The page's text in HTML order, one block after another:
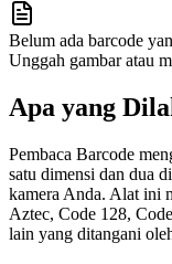
Belum ada barcode
Unggah gambar atau
Apa yang
Pembaca Barcode
satu dimensi dan dua
kamera Anda. Alat ini
Aztec, Code 128,
lain yang ditangani